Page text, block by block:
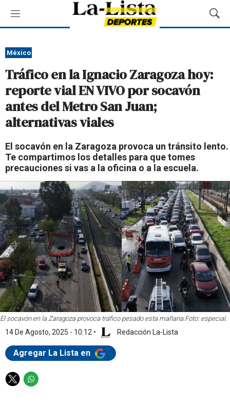
M
e
ú
M
o
e
México
Tráfico en la Ignacio Zaragoza hoy:
reporte vial EN VIVO por socavón
antes del Metro San Juan;
alternativas viales
El socavón en la Zaragoza provoca un tránsito lento.
Te compartimos los detalles para que tomes
precauciones si vas a la oficina o a la escuela.
El socavón en la Zaragoza provoca tráfico pesado esta mañana.Foto: especial.
14 De Agosto, 2025 - 10:12 • Redacción La-Lista
Agregar La Lista en
T
W